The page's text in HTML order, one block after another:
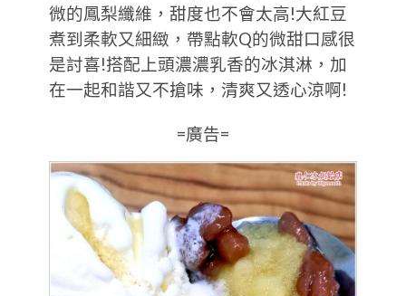
微的鳳梨纖維，甜度也不會太高!大紅豆
煮到柔軟又細緻，帶點軟Q的微甜口感很
是討喜!搭配上頭濃濃乳香的冰淇淋，加
在一起和諧又不搶味，清爽又透心涼啊!
=廣告=